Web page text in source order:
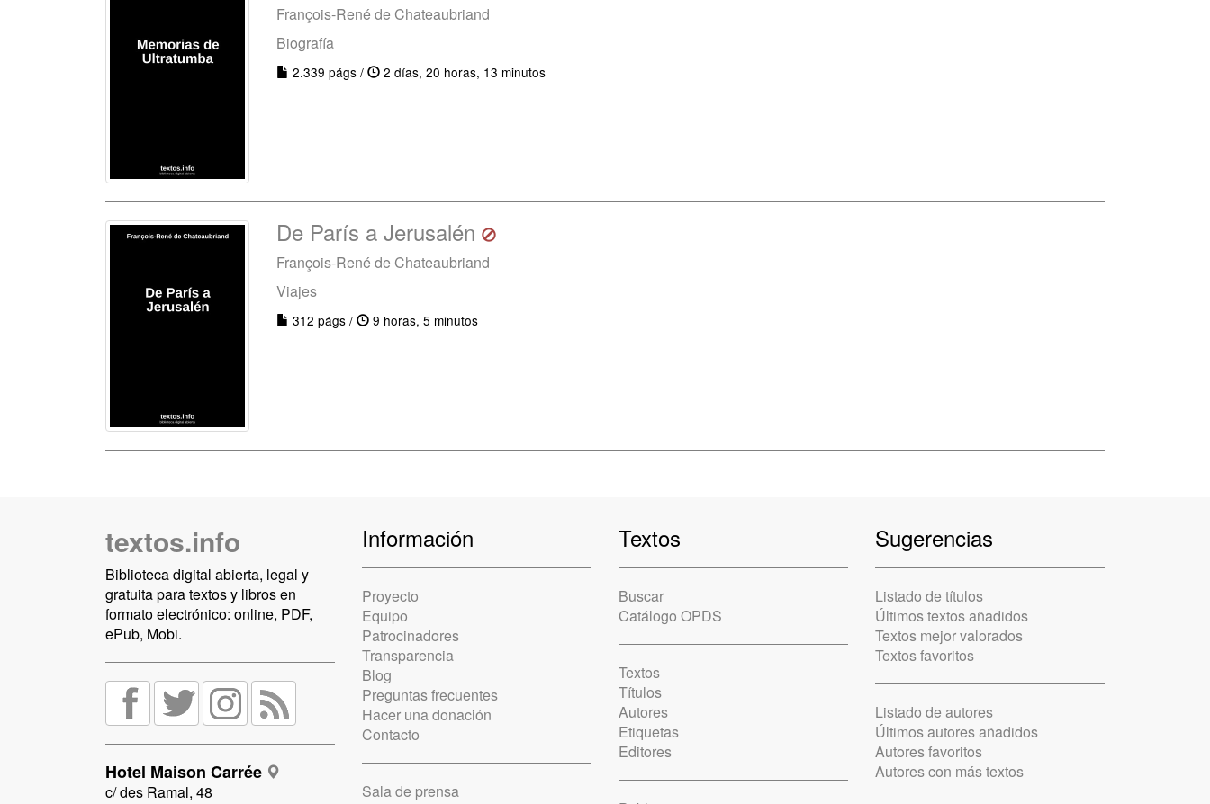
François-René de Chateaubriand
Biografía
2.339 págs / 2 días, 20 horas, 13 minutos
De París a Jerusalén
François-René de Chateaubriand
Viajes
312 págs / 9 horas, 5 minutos
textos.info
Biblioteca digital abierta, legal y
gratuita para textos y libros en
formato electrónico: online, PDF,
ePub, Mobi.
Hotel Maison Carrée
c/ des Ramal, 48
Información
Proyecto
Equipo
Patrocinadores
Transparencia
Blog
Preguntas frecuentes
Hacer una donación
Contacto
Sala de prensa
Textos
Buscar
Catálogo OPDS
Textos
Títulos
Autores
Etiquetas
Editores
Sugerencias
Listado de títulos
Últimos textos añadidos
Textos mejor valorados
Textos favoritos
Listado de autores
Últimos autores añadidos
Autores favoritos
Autores con más textos